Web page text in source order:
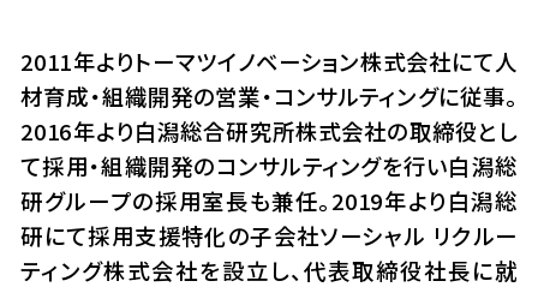
2011年よりトーマツイノベーション株式会社にて人
材育成・組織開発の営業・コンサルティングに従事。
2016年より白潟総合研究所株式会社の取締役とし
て採用・組織開発のコンサルティングを行い白潟総
研グループの採用室長も兼任。2019年より白潟総
研にて採用支援特化の子会社ソーシャル リクルー
ティング株式会社を設立し、代表取締役社長に就